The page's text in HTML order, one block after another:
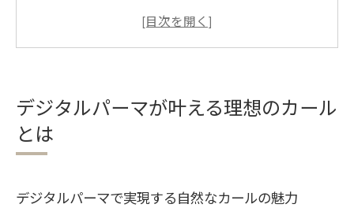
弾むカールを長持ちさせるデジタルパーマ
デジタルパーマが理想のヘアスタイルに近
デジタルパーマが叶える理想のカール
とは
デジタルパーマで実現する自然なカールの魅力